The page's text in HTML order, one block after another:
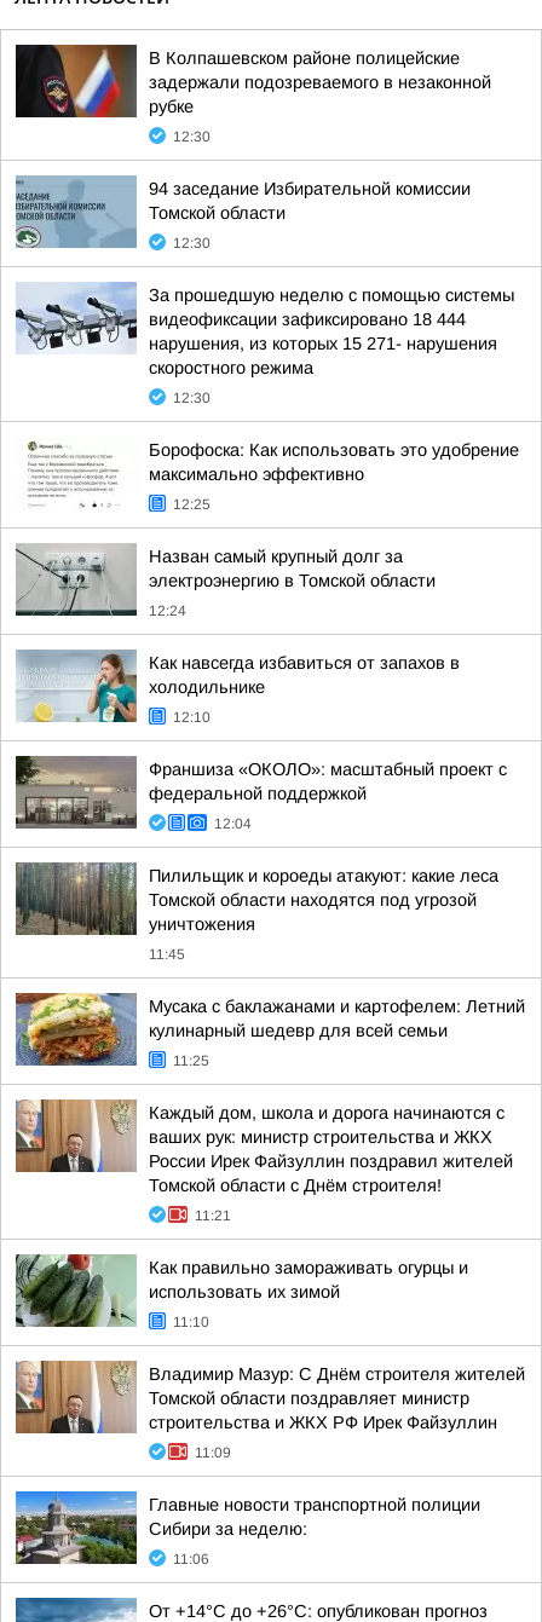
В Колпашевском районе полицейские
задержали подозреваемого в незаконной
рубке
12:30
94 заседание Избирательной комиссии
Томской области
12:30
За прошедшую неделю с помощью системы
видеофиксации зафиксировано 18 444
нарушения, из которых 15 271- нарушения
скоростного режима
12:30
Борофоска: Как использовать это удобрение
максимально эффективно
12:25
Назван самый крупный долг за
электроэнергию в Томской области
12:24
Как навсегда избавиться от запахов в
холодильнике
12:10
Франшиза «ОКОЛО»: масштабный проект с
федеральной поддержкой
12:04
Пилильщик и короеды атакуют: какие леса
Томской области находятся под угрозой
уничтожения
11:45
Мусака с баклажанами и картофелем: Летний
кулинарный шедевр для всей семьи
11:25
Каждый дом, школа и дорога начинаются с
ваших рук: министр строительства и ЖКХ
России Ирек Файзуллин поздравил жителей
Томской области с Днём строителя!
11:21
Как правильно замораживать огурцы и
использовать их зимой
11:10
Владимир Мазур: С Днём строителя жителей
Томской области поздравляет министр
строительства и ЖКХ РФ Ирек Файзуллин
11:09
Главные новости транспортной полиции
Сибири за неделю:
11:06
От +14°С до +26°С: опубликован прогноз